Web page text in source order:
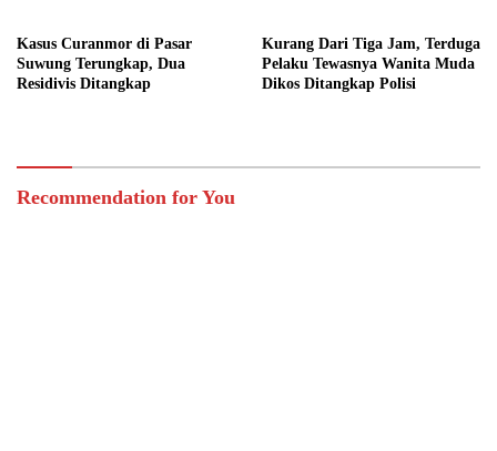
Kasus Curanmor di Pasar
Suwung Terungkap, Dua
Residivis Ditangkap
Kurang Dari Tiga Jam, Terduga
Pelaku Tewasnya Wanita Muda
Dikos Ditangkap Polisi
Recommendation for You